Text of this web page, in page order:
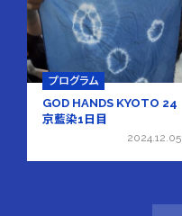
プログラム
GOD HANDS KYOTO 24
京藍染1日目
2024.12.05